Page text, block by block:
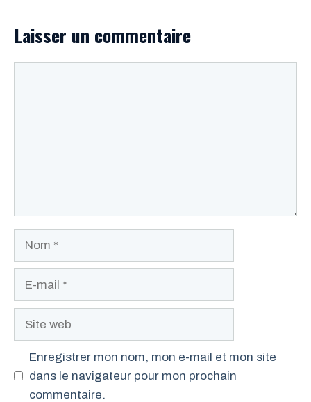
Laisser un commentaire
Enregistrer mon nom, mon e-mail et mon site
dans le navigateur pour mon prochain
commentaire.